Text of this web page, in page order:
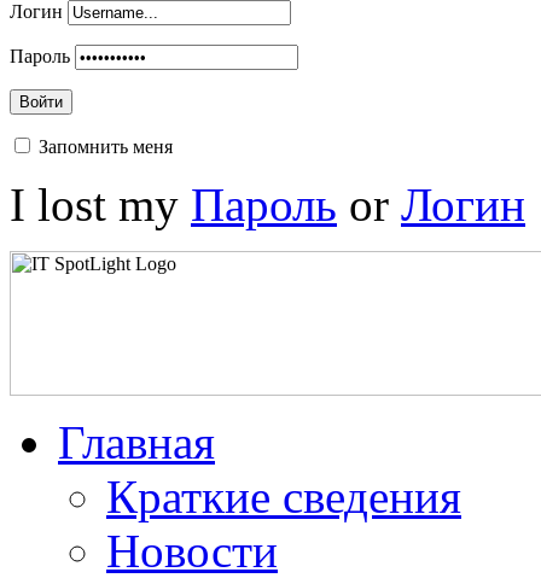
Логин
Пароль
Войти
Запомнить меня
I lost my Пароль or Логин
Главная
Краткие сведения
Новости